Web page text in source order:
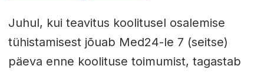
Juhul, kui teavitus koolitusel osalemise
tühistamisest jõuab Med24-le 7 (seitse)
päeva enne koolituse toimumist, tagastab